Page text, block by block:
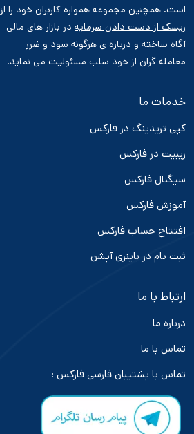
است. همچنین مجموعه همواره کاربران خود را از
ریسک از دست دادن سرمایه در بازار های مالی
آگاه ساخته و درباره ی هرگونه سود و ضرر
معامله گران از خود سلب مسئولیت می نماید.
خدمات ما
کپی تریدینگ در فارکس
ریبیت در فارکس
سیگنال فارکس
آموزش فارکس
افتتاح حساب فارکس
ثبت نام در باینری آپشن
ارتباط با ما
درباره ما
تماس با ما
تماس با پشتیبان فارسی فارکس :